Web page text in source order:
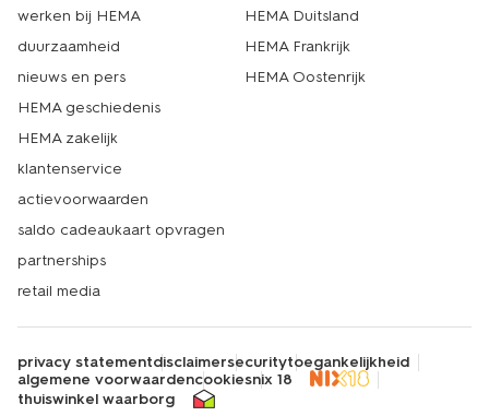
werken bij HEMA
duurzaamheid
nieuws en pers
HEMA geschiedenis
HEMA zakelijk
klantenservice
actievoorwaarden
saldo cadeaukaart opvragen
partnerships
retail media
HEMA Duitsland
HEMA Frankrijk
HEMA Oostenrijk
privacy statementdisclaimersecuritytoegankelijkheid
algemene voorwaardencookiesnix 18
thuiswinkel waarborg